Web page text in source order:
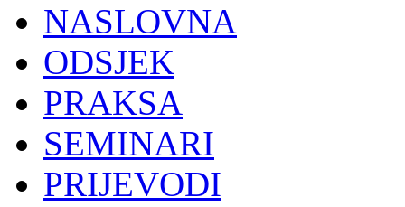
NASLOVNA
ODSJEK
PRAKSA
SEMINARI
PRIJEVODI